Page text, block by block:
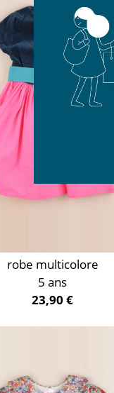
robe multicolore
5 ans
23,90 €